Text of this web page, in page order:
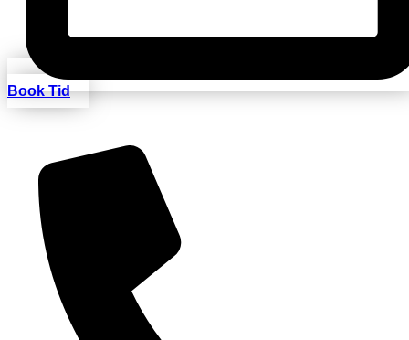
Book Tid